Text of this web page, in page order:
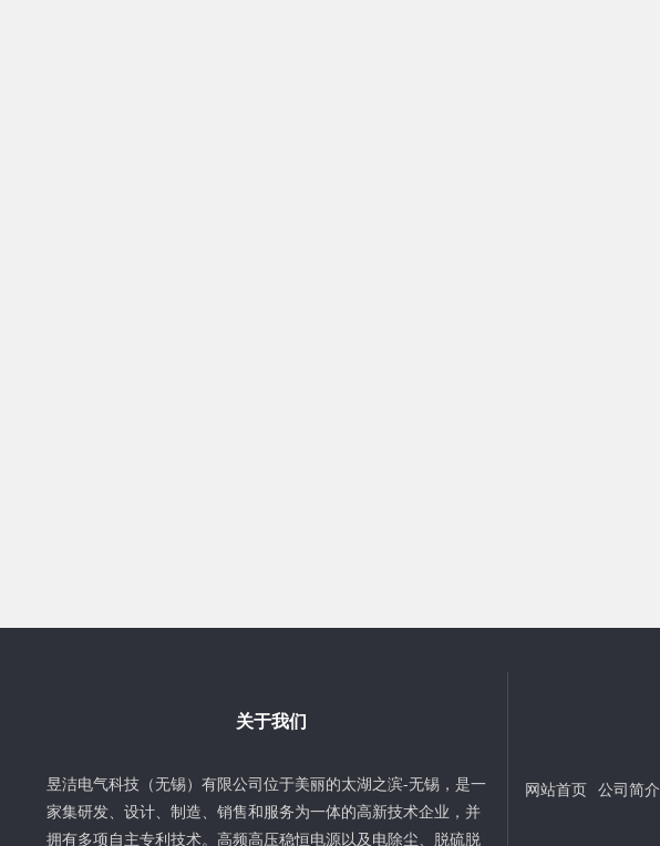
关于我们
昱洁电气科技（无锡）有限公司位于美丽的太湖之滨-无锡，是一
家集研发、设计、制造、销售和服务为一体的高新技术企业，并
拥有多项自主专利技术。高频高压稳恒电源以及电除尘、脱硫脱
网站首页 公司简介